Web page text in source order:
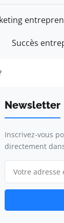
Succès
Newsletter
Inscrivez-vous
directement